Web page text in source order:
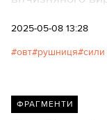
2025-05-08 13:28
овт рушниця
ФРАГМЕНТИ